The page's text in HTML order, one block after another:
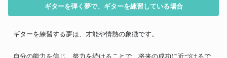
ギターを弾く夢で、ギターを練習している場合
ギターを練習する夢は、才能や情熱の象徴です。
自分の能力を信じ、努力を続けることで、将来の成功に近づけるで